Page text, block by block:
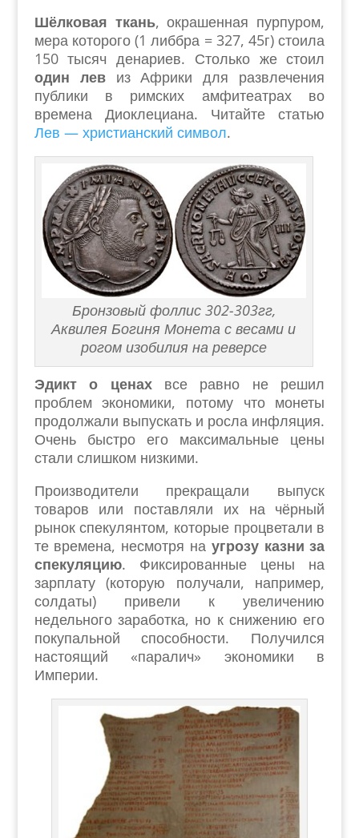
Шёлковая ткань, окрашенная пурпуром,
мера которого (1 либбра = 327, 45г) стоила
150 тысяч денариев. Столько же стоил
один левиз Африки для развлечения
публики в римских амфитеатрах во
времена Диоклециана. Читайте статью
Лев — христианский символ.
Бронзовый фоллис 302-303гг,
Аквилея Богиня Монета с весами и
рогом изобилия на реверсе
Эдикт о ценахвсе равно не решил
проблем экономики, потому что монеты
продолжали выпускать и росла инфляция.
Очень быстро его максимальные цены
стали слишком низкими.
Производители прекращали выпуск
товаров или поставляли их на чёрный
рынок спекулянтом, которые процветали в
те времена, несмотря на угрозу казни за
спекуляцию. Фиксированные цены на
зарплату (которую получали, например,
солдаты) привели к увеличению
недельного заработка, но к снижению его
покупальной способности. Получился
настоящий «паралич» экономики в
Империи.